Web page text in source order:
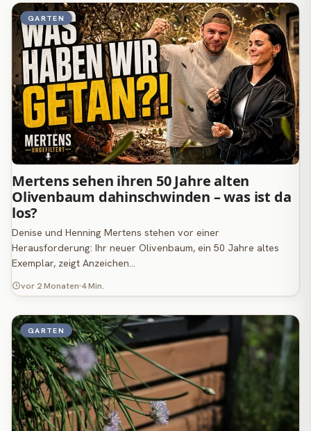
GARTEN
Mertens sehen ihren 50 Jahre alten
Olivenbaum dahinschwinden – was ist da
los?
Denise und Henning Mertens stehen vor einer
Herausforderung: Ihr neuer Olivenbaum, ein 50 Jahre altes
Exemplar, zeigt Anzeichen…
vor 2 Monaten 4 Min.
GARTEN